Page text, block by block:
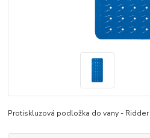
Protiskluzová podložka do vany - Ridder